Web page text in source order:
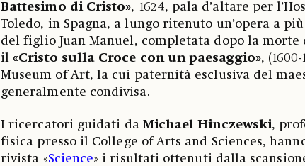
Battesimo di Cristo», 1624, pala d’altare per
Toledo, in Spagna, a lungo ritenuto un’opera a
del figlio Juan Manuel, completata dopo la
il«Cristo sulla Croce con un paesaggio»,
Museum of Art, la cui paternità esclusiva del
generalmente condivisa.
I ricercatori guidati da Michael Hinczewski,
fisica presso il College of Arts and Sciences,
rivista «Science» i risultati ottenuti dalla